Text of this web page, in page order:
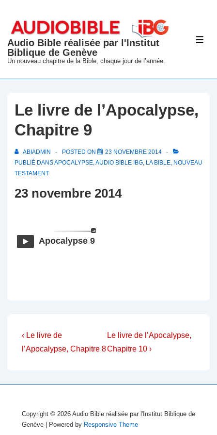
passer
contenu
principal
Audio Bible réalisée par l'Institut
Biblique de Genève
Un nouveau chapitre de la Bible, chaque jour de l’année.
Le livre de l’Apocalypse,
Chapitre 9
ABIADMIN POSTED ON
23 NOVEMBRE 2014
PUBLIÉ DANSAPOCALYPSE,AUDIO BIBLE IBG, LA BIBLE, NOUVEAU
TESTAMENT
23 novembre 2014
Apocalypse 9
Navigation
de
Previous
Post
‹ Le livre de
l’Apocalypse, Chapitre 8
Next
Post
Le livre de l’Apocalypse,
Chapitre 10 ›
Copyright © 2026 Audio Bible réalisée par l'Institut Biblique de
Genève
| Powered by Responsive Theme